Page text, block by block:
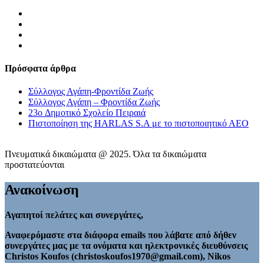
Πρόσφατα άρθρα
Σύλλογος Αγάπη-Φροντίδα Ζωής
Σύλλογος Αγάπη – Φροντίδα Ζωής
23o Δημοτικό Σχολείο Πειραιά
Πιστοποίηση της HARLAS S.A με το πιστοποιητικό ΑΕΟ
Πνευματικά δικαιώματα @ 2025. Όλα τα δικαιώματα
προστατεύονται
Ανακοίνωση
Αγαπητοί πελάτες και συνεργάτες,
Αναφερόμαστε στα διάφορα emails που λάβατε από δήθεν
συνεργάτες μας με τα ονόματα και ηλεκτρονικές διευθύνσεις
Christos Koufos (christoskoufos1970@gmail.com), Nikos